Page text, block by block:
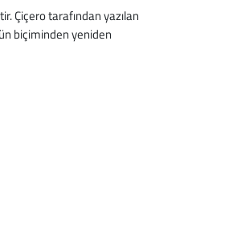
Çiçero tarafından yazılan
biçiminden yeniden